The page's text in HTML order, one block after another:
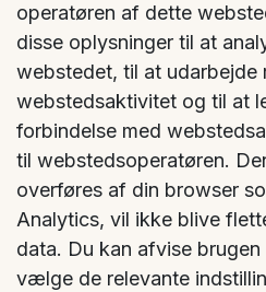
operatøren af dette
disse oplysninger til at
webstedet, til at udarbejde
webstedsaktivitet og til at
forbindelse med
til webstedsoperatøren.
overføres af din browser
Analytics, vil ikke blive
data. Du kan afvise
vælge de relevante